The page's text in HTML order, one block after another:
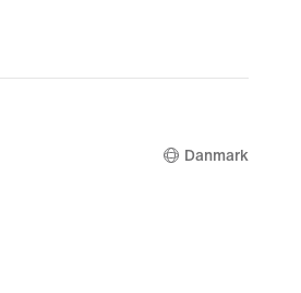
Danmark